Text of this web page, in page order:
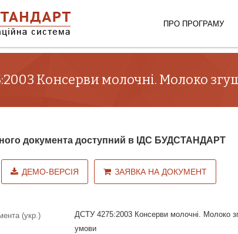
ПРО ПРОГРАМУ
Консерви молочні. Молоко
документа доступний в ІДС БУДСТАНДАРТ
ДЕМО-ВЕРСІЯ ЗАЯВКА НА ДОКУМЕНТ
(укр.)
ДСТУ 4275:2003 Консерви молочні. Молоко
умови